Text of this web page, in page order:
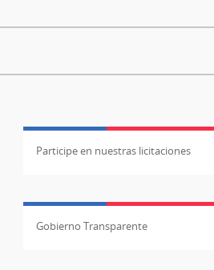
Participe en nuestras licitaciones
Gobierno Transparente